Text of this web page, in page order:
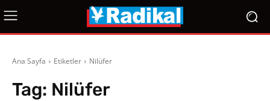
Ana Sayfa Etiketler Nilüfer
Tag: Nilüfer